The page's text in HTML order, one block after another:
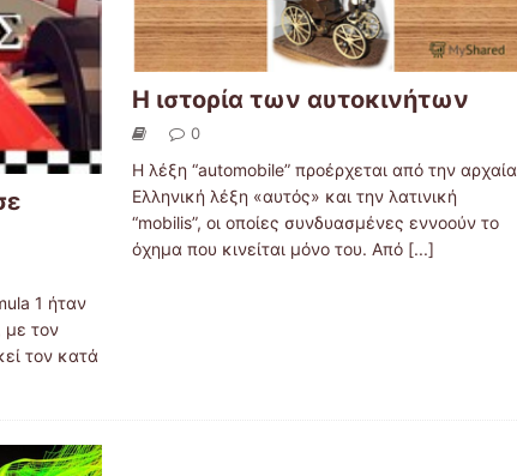
1 ήταν
με τον
τον κατά
Η ιστορία των αυτοκινήτων
0
Η λέξη “automobile” προέρχεται από την αρχαία
Ελληνική λέξη «αυτός» και την λατινική
“mobilis”, οι οποίες συνδυασμένες εννοούν το
όχημα που κινείται μόνο του. Από [...]